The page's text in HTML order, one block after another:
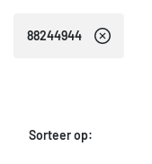
88244944
Sorteer op: